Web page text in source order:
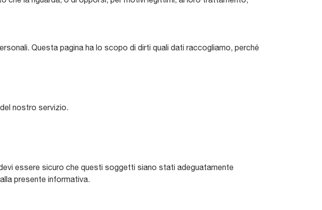
Questa pagina ha lo scopo di dirti quali dati raccogliamo, perché
nostro servizio.
essere sicuro che questi soggetti siano stati adeguatamente
presente informativa.